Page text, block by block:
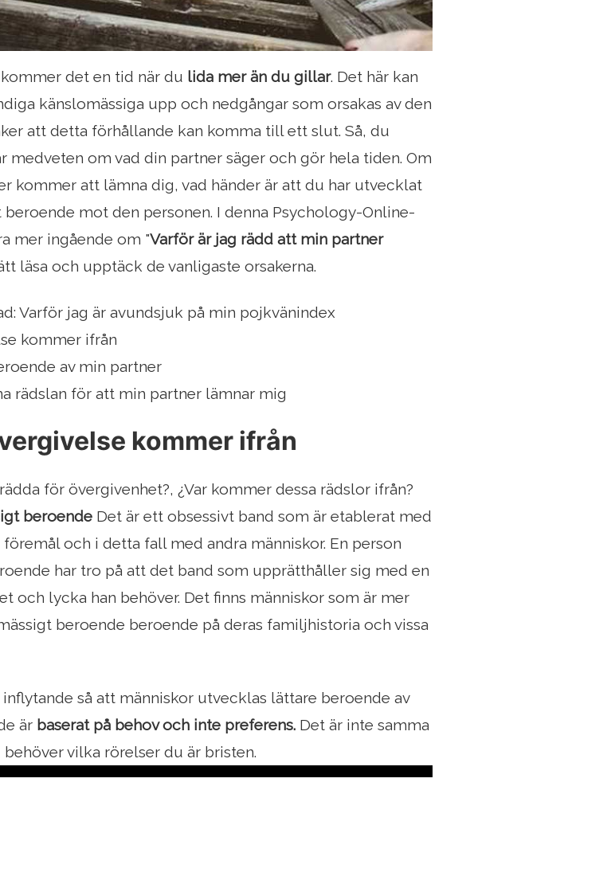
det en tid när du lida mer än du gillar. Det här kan
känslomässiga upp och nedgångar som orsakas av den
att detta förhållande kan komma till ett slut. Så, du
medveten om vad din partner säger och gör hela tiden. Om
kommer att lämna dig, vad händer är att du har utvecklat
mot den personen. I denna Psychology-Online-
mer ingående om "Varför är jag rädd att min partner
läsa och upptäck de vanligaste orsakerna.
Varför jag är avundsjuk på min pojkvänindex
kommer ifrån
av min partner
rädslan för att min partner lämnar mig
kommer ifrån
för övergivenhet?, ¿Var kommer dessa rädslor ifrån?
beroende Det är ett obsessivt band som är etablerat med
och i detta fall med andra människor. En person
har tro på att det band som upprätthåller sig med en
och lycka han behöver. Det finns människor som är mer
beroende beroende på deras familjhistoria och vissa
så att människor utvecklas lättare beroende av
är baserat på behov och inte preferens. Det är inte samma
vilka rörelser du är bristen.